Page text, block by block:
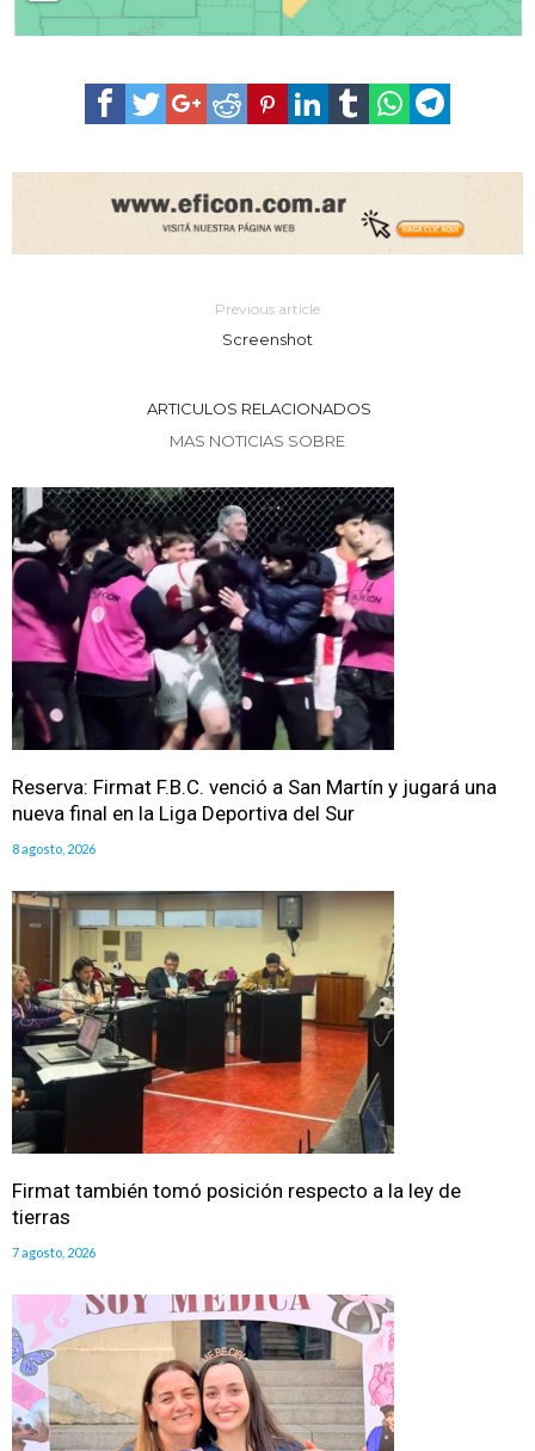
Previous article
Screenshot
ARTICULOS RELACIONADOS
MAS NOTICIAS SOBRE
Reserva: Firmat F.B.C. venció a San Martín y jugará una
nueva final en la Liga Deportiva del Sur
8 agosto, 2026
Firmat también tomó posición respecto a la ley de
tierras
7 agosto, 2026